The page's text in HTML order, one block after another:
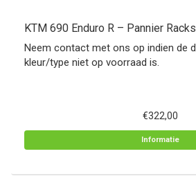
KTM 690 Enduro R – Pannier Racks
Neem contact met ons op indien de
kleur/type niet op voorraad is.
€322,00
Informatie